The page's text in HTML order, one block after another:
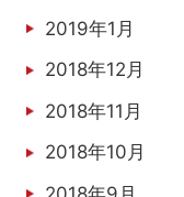
2019年1月
2018年12月
2018年11月
2018年10月